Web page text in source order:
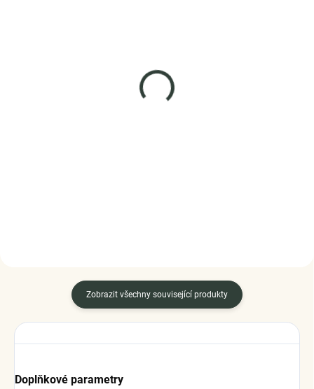
Zobrazit všechny související produkty
Doplňkové parametry